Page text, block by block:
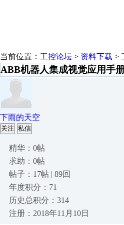
当前位置： 工控论坛 > 资料下载 >
ABB机器人集成视觉应用手
下雨的天空
关注 私信
精华：0帖
求助：0帖
帖子：17帖 | 89回
年度积分：71
历史总积分：314
注册：2018年11月10日